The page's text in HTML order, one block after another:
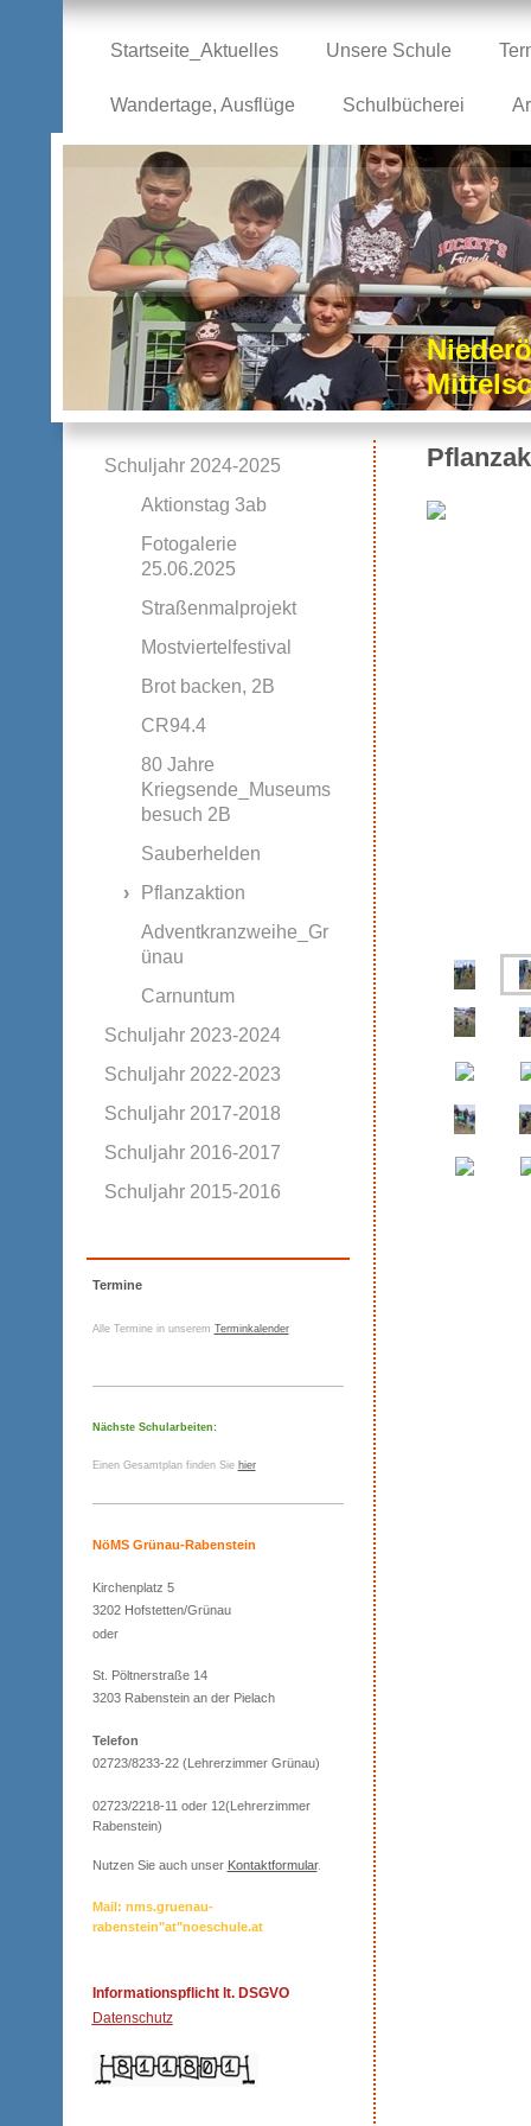
Startseite_Aktuelles Unsere Schule
Wandertage, Ausflüge Schulbücherei
Schuljahr 2024-2025
Aktionstag 3ab
Fotogalerie
25.06.2025
Straßenmalprojekt
Mostviertelfestival
Brot backen, 2B
CR94.4
80 Jahre
Kriegsende_Museums
besuch 2B
Sauberhelden
Pflanzaktion
Adventkranzweihe_Gr
ünau
Carnuntum
Schuljahr 2023-2024
Schuljahr 2022-2023
Schuljahr 2017-2018
Schuljahr 2016-2017
Schuljahr 2015-2016
Termine
Alle Termine in unserem Terminkalender
Nächste Schularbeiten:
Einen Gesamtplan finden Sie hier
NöMS Grünau-Rabenstein
Kirchenplatz 5
3202 Hofstetten/Grünau
oder
St. Pöltnerstraße 14
3203 Rabenstein an der Pielach
Telefon
02723/8233-22 (Lehrerzimmer Grünau)
02723/2218-11 oder 12(Lehrerzimmer
Rabenstein)
Nutzen Sie auch unser Kontaktformular.
Mail: nms.gruenau-
rabenstein"at"noeschule.at
Informationspflicht lt. DSGVO
Datenschutz